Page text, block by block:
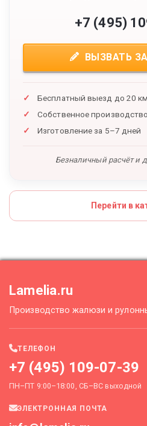
+7 (495)
ВЫЗВАТЬ
Бесплатный выезд до 20
Собственное
Изготовление за 5–7 дней
Безналичный расчёт и
Перейти в
Lamelia.ru
Производство жалюзи и
ТЕЛЕФОН
+7 (495) 109-07-39
ПН–ПТ 9:00–18:00, СБ–ВС выходной
ЭЛЕКТРОННАЯ ПОЧТА